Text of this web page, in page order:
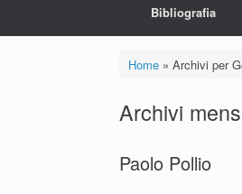
Bibliografia
Home» Archivi per
Archivi
Paolo Pollio